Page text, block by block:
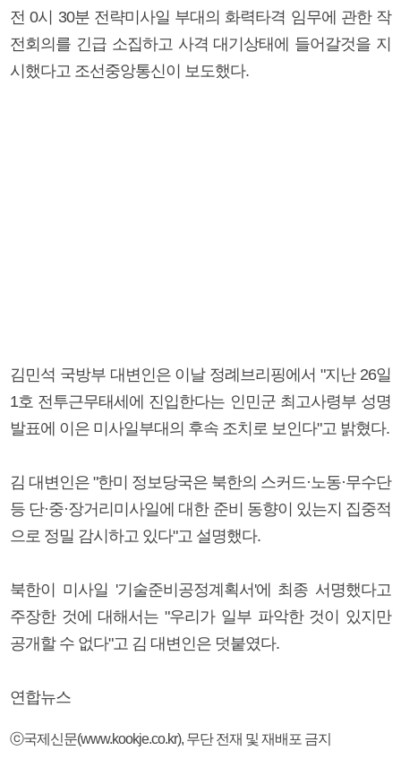
전 0시 30분 전략미사일 부대의 화력타격 임무에 관한 작
전회의를 긴급 소집하고 사격 대기상태에 들어갈것을 지
시했다고 조선중앙통신이 보도했다.
김민석 국방부 대변인은 이날 정례브리핑에서 "지난 26일
1호 전투근무태세에 진입한다는 인민군 최고사령부 성명
발표에 이은 미사일부대의 후속 조치로 보인다"고 밝혔다.
김 대변인은 "한미 정보당국은 북한의 스커드·노동·무수단
등 단·중·장거리미사일에 대한 준비 동향이 있는지 집중적
으로 정밀 감시하고 있다"고 설명했다.
북한이 미사일 '기술준비공정계획서'에 최종 서명했다고
주장한 것에 대해서는 "우리가 일부 파악한 것이 있지만
공개할 수 없다"고 김 대변인은 덧붙였다.
연합뉴스
ⓒ국제신문(www.kookje.co.kr), 무단 전재 및 재배포 금지